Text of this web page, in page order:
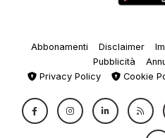
Abbonamenti Disclaimer
Pubblicità
Privacy Policy
Cookie